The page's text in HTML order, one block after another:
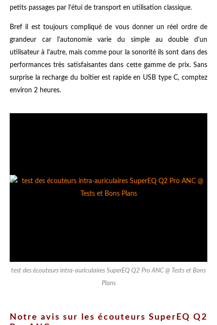
petits passages par l'étui de transport en utilisation classique.
Bref il est toujours compliqué de vous donner un réel ordre de
grandeur car l'autonomie varie du simple au double d'un
utilisateur à l'autre, mais comme pour la sonorité ils sont dans des
performances très satisfaisantes dans cette gamme de prix. Sans
surprise la recharge du boîtier est rapide en USB type C, comptez
environ 2 heures.
test des écouteurs intra-auriculaires SuperEQ Q2 Pro ANC @ Tests et Bons
Plans
Notre avis sur les écouteurs SuperEQ Q2